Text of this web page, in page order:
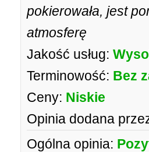
pokierowała, jest
atmosferę
Jakość usług:
Terminowość: Bez
Ceny: Niskie
Opinia dodana
Ogólna opinia: